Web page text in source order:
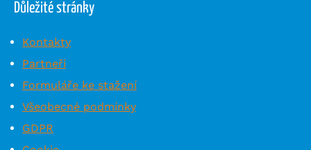
Důležité stránky
Kontakty
Partneři
Formuláře ke stažení
Všeobecné podmínky
GDPR